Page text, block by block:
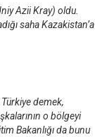
Azii Kray) oldu.
saha Kazakistan’a
demek,
o bölgeyi
Bakanlığı da bunu